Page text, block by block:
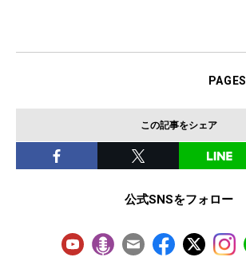
PAGES
この記事をシェア
公式SNSをフォロー